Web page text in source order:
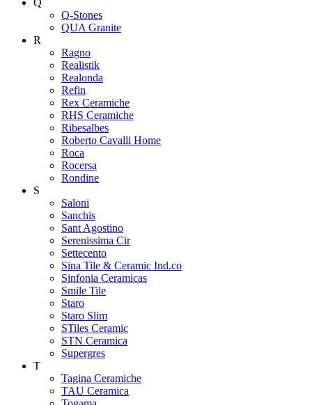
Q-Stones
QUA Granite
R
Ragno
Realistik
Realonda
Refin
Rex Ceramiche
RHS Ceramiche
Ribesalbes
Roberto Cavalli Home
Roca
Rocersa
Rondine
S
Saloni
Sanchis
Sant Agostino
Serenissima Cir
Settecento
Sina Tile & Ceramic Ind.co
Sinfonia Ceramicas
Smile Tile
Staro
Staro Slim
STiles Ceramic
STN Ceramica
Supergres
T
Tagina Ceramiche
TAU Ceramica